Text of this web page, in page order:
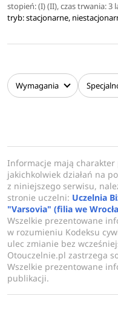
stopień: (I) (II), czas trwania: 3
tryb: stacjonarne,
Wymagania
Informacje mają charakter
jakichkolwiek działań na
z niniejszego serwisu,
stronie uczelni: Uczelnia
"Varsovia" (filia we
Wszelkie prezentowane
w rozumieniu Kodeksu
ulec zmianie bez
Otouczelnie.pl zastrzega
Wszelkie prezentowane
publikacji.